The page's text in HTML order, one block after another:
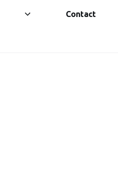
Contact